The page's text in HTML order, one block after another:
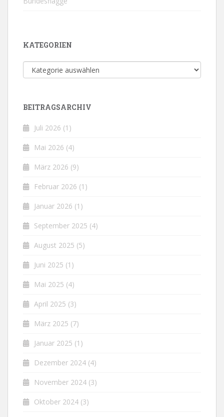
KATEGORIEN
Kategorien
BEITRAGSARCHIV
Juli 2026 (1)
Mai 2026 (4)
März 2026 (9)
Februar 2026 (1)
Januar 2026 (1)
September 2025 (4)
August 2025 (5)
Juni 2025 (1)
Mai 2025 (4)
April 2025 (3)
März 2025 (7)
Januar 2025 (1)
Dezember 2024 (4)
November 2024 (3)
Oktober 2024 (3)